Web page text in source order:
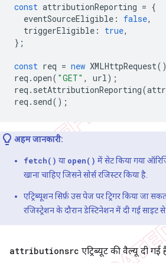
const attributionReporting = {
eventSourceEligible : false,
triggerEligible : true,
};
const req = new XMLHttpRequest
req .open( "GET" , url );
req . setAttributionReporting(
req . send();
अहम जानकारी:
fetch() या open() में सेट किया गया
खाना चाहिए जिसने सोर्स रजिस्टर किया है.
एट्रिब्यूशन सिर्फ़ उस पेज पर ट्रिगर किया जा
रजिस्ट्रेशन के दौरान डेस्टिनेशन में दी गई साइट
attributionsrc एट्रिब्यूट की वैल्यू दी गई